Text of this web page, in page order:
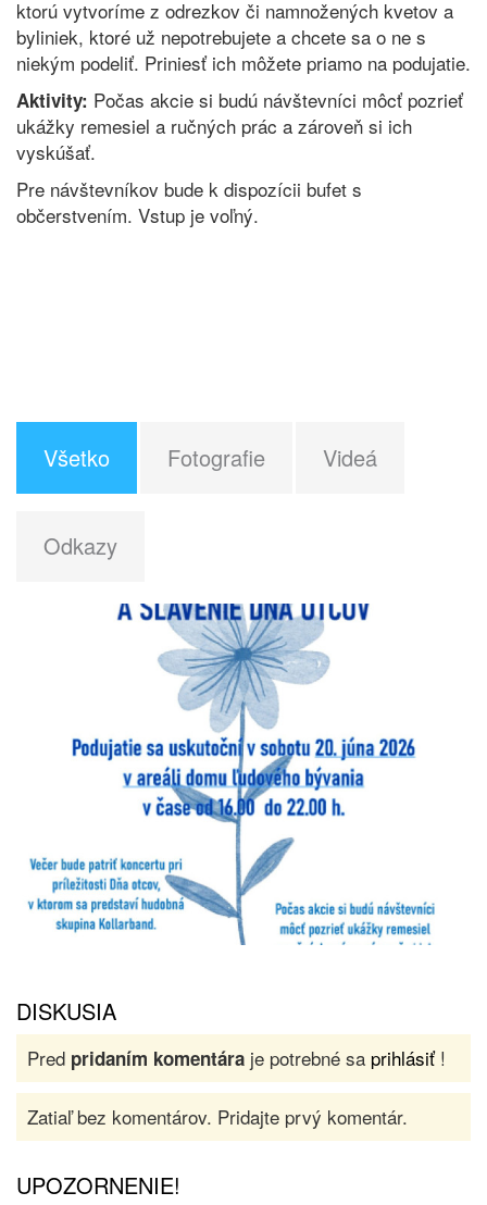
ktorú vytvoríme z odrezkov či namnožených kvetov a
byliniek, ktoré už nepotrebujete a chcete sa o ne s
niekým podeliť. Priniesť ich môžete priamo na podujatie.
Aktivity: Počas akcie si budú návštevníci môcť pozrieť
ukážky remesiel a ručných prác a zároveň si ich
vyskúšať.
Pre návštevníkov bude k dispozícii bufet s
občerstvením. Vstup je voľný.
Všetko Fotografie Videá
Odkazy
DISKUSIA
Pred pridaním komentára je potrebné sa prihlásiť!
Zatiaľ bez komentárov. Pridajte prvý komentár.
UPOZORNENIE!